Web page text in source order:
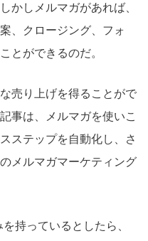
かしメルマガがあれば、
、クロージング、フォ
とができるのだ。
売り上げを得ることがで
事は、メルマガを使いこ
ステップを自動化し、さ
メルマガマーケティング
持っているとしたら、